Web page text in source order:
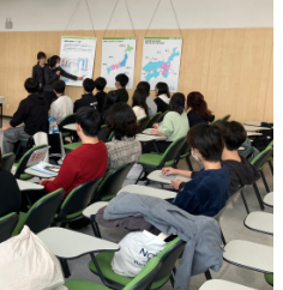
活動
ップ
ログラム
ート
方へ
ンター
ム
学生に対する支援
学生に対する支援